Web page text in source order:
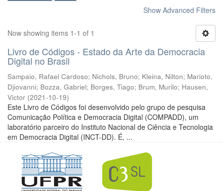
Show Advanced Filters
Now showing items 1-1 of 1
Livro de Códigos - Estado da Arte da Democracia
Digital no Brasil
Sampaio, Rafael Cardoso; Nichols, Bruno; Kleina, Nilton; Marioto,
Djiovanni; Bozza, Gabriel; Borges, Tiago; Brum, Murilo; Hausen,
Victor (2021-10-19)
Este Livro de Códigos foi desenvolvido pelo grupo de pesquisa
Comunicação Política e Democracia Digital (COMPADD), um
laboratório parceiro do Instituto Nacional de Ciência e Tecnologia
em Democracia Digital (INCT-DD). É, ...